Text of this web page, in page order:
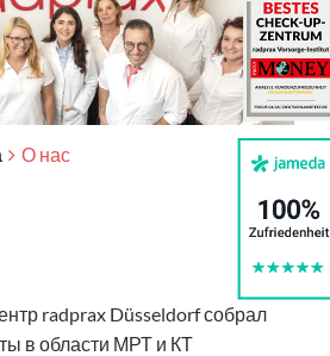
О нас
radprax Düsseldorf собрал
в области МРТ и КТ